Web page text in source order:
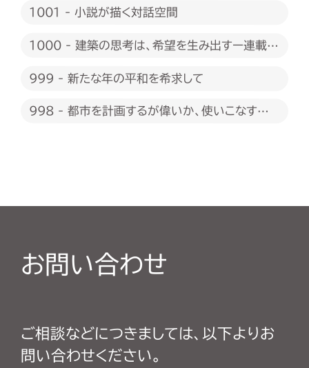
1001 - 小説が描く対話空間
1000 - 建築の思考は、希望を生み出すー連載
999 - 新たな年の平和を希求して
998 - 都市を計画するが偉いか、使いこなすが
お問い合わせ
ご相談などにつきましては、以下よりお
問い合わせください。